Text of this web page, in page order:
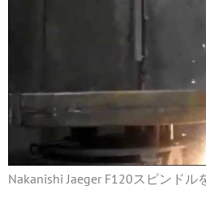
Nakanishi Jaeger F120スピンドル